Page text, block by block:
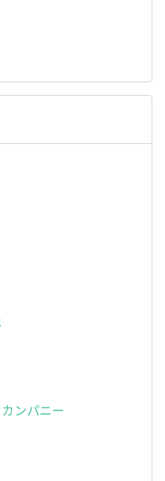
ンパニー